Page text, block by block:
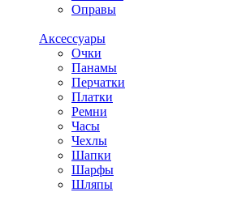
Оправы
Аксессуары
Очки
Панамы
Перчатки
Платки
Ремни
Часы
Чехлы
Шапки
Шарфы
Шляпы